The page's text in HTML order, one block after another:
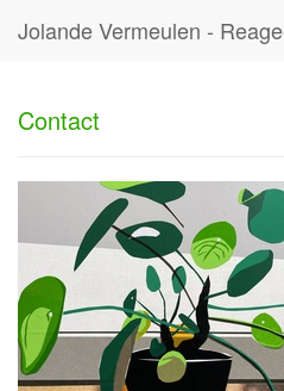
Jolande Vermeulen -
Contact